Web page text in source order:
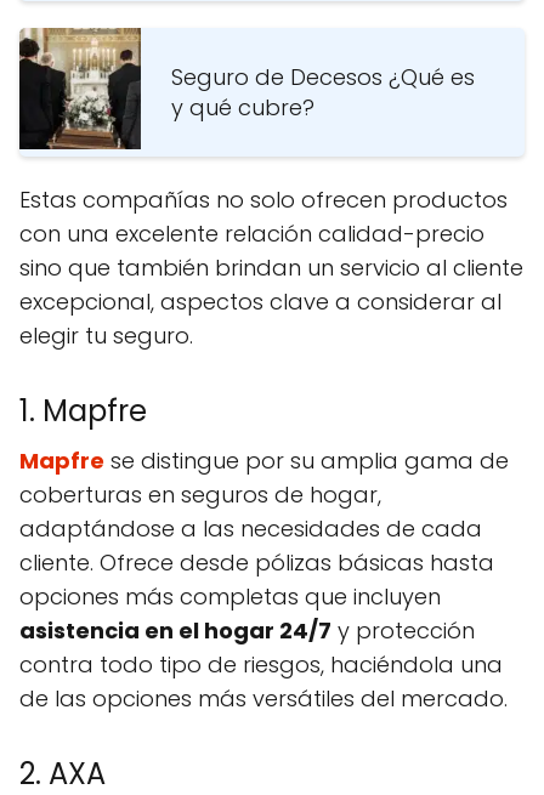
Seguro de Decesos ¿Qué es
y qué cubre?
Estas compañías no solo ofrecen productos
con una excelente relación calidad-precio
sino que también brindan un servicio al cliente
excepcional, aspectos clave a considerar al
elegir tu seguro.
1. Mapfre
Mapfre se distingue por su amplia gama de
coberturas en seguros de hogar,
adaptándose a las necesidades de cada
cliente. Ofrece desde pólizas básicas hasta
opciones más completas que incluyen
asistencia en el hogar 24/7 y protección
contra todo tipo de riesgos, haciéndola una
de las opciones más versátiles del mercado.
2. AXA